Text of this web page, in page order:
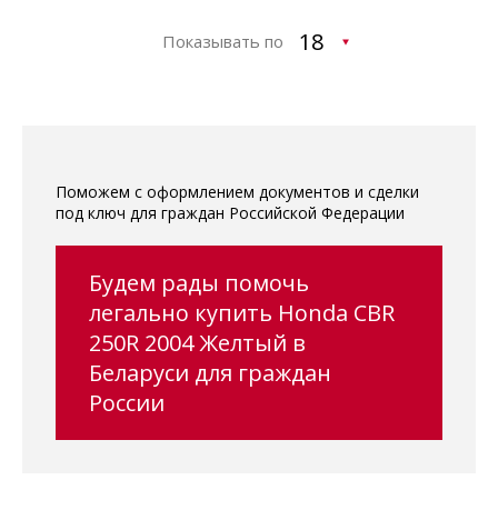
Показывать по
Поможем с оформлением документов и сделки
под ключ для граждан Российской Федерации
Будем рады помочь
легально купить Honda CBR
250R 2004 Желтый в
Беларуси для граждан
России